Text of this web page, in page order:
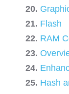
Flash
RAM
Hash